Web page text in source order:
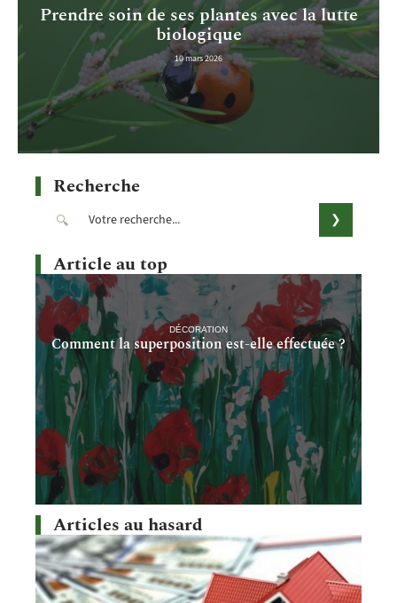
Prendre soin de ses plantes avec la lutte
biologique
10 mars 2026
Recherche
Article au top
DÉCORATION
Comment la superposition est-elle effectuée ?
Articles au hasard